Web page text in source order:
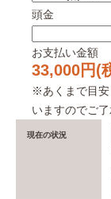
頭金
お支払い金額
33,000円(
※あくまで目安
いますのでご了
現在の状況